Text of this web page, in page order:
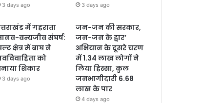
3 days ago 3 days ago
में गहराता
वन्यजीव संघर्ष:
क्षेत्र में बाघ ने
को
शिकार
3 days ago
जन-जन की सरकार,
जन-जन के द्वार’
अभियान के दूसरे चरण
में 1.34 लाख लोगों ने
लिया हिस्सा, कुल
जनभागीदारी 6.68
लाख के पार
4 days ago